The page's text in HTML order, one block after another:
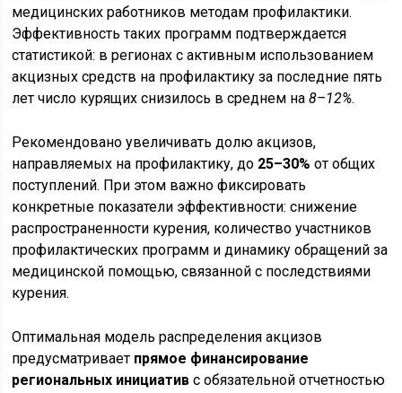
медицинских работников методам профилактики.
Эффективность таких программ подтверждается
статистикой: в регионах с активным использованием
акцизных средств на профилактику за последние пять
лет число курящих снизилось в среднем на8–12%.
Рекомендовано увеличивать долю акцизов,
направляемых на профилактику, до 25–30% от общих
поступлений. При этом важно фиксировать
конкретные показатели эффективности: снижение
распространенности курения, количество участников
профилактических программ и динамику обращений за
медицинской помощью, связанной с последствиями
курения.
Оптимальная модель распределения акцизов
предусматривает прямое финансирование
региональных инициатив с обязательной отчетностью